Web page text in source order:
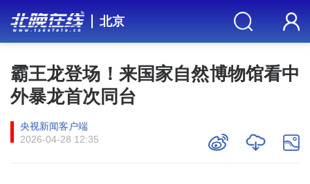
北京
霸王龙登场！来国家自然博物馆看中
外暴龙首次同台
央视新闻客户端
2026-04-28 12:35